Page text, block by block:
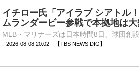
イチロー氏「アイラブ シアトル
ムランダービー参戦で本拠地は
2026-08-08 20:02 【TBS NEWS DIG】